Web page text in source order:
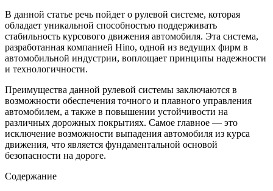
В данной статье речь пойдет о рулевой системе, которая
обладает уникальной способностью поддерживать
стабильность курсового движения автомобиля. Эта система,
разработанная компанией Hino, одной из ведущих фирм в
автомобильной индустрии, воплощает принципы надежности
и технологичности.
Преимущества данной рулевой системы заключаются в
возможности обеспечения точного и плавного управления
автомобилем, а также в повышении устойчивости на
различных дорожных покрытиях. Самое главное — это
исключение возможности выпадения автомобиля из курса
движения, что является фундаментальной основой
безопасности на дороге.
Содержание